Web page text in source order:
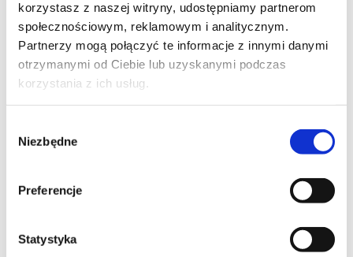
korzystasz z naszej witryny, udostępniamy partnerom
społecznościowym, reklamowym i analitycznym.
Partnerzy mogą połączyć te informacje z innymi danymi
otrzymanymi od Ciebie lub uzyskanymi podczas
korzystania z ich usług.
zgody
Niezbędne
Preferencje
StatystykaCHEVRON to ekskluzywne połączenie